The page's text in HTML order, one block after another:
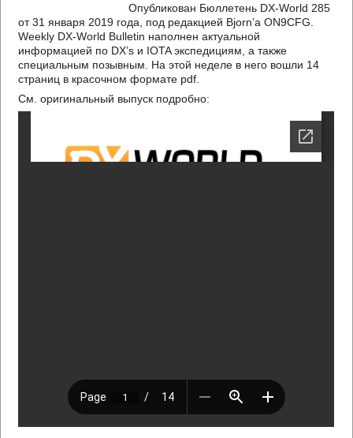
Опубликован Бюллетень DX-World 285
от 31 января 2019 года, под редакцией Bjorn’a ON9CFG.
Weekly DX-World Bulletin наполнен актуальной
информацией по DX’s и IOTA экспедициям, а также
специальным позывным. На этой неделе в него вошли 14
страниц в красочном формате pdf.
См. оригинальный выпуск подробно: